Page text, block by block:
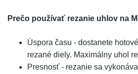
Prečo používať rezanie uhlov na
Úspora času - dostanete
rezané diely. Maximálny uhol
Presnosť - rezanie sa